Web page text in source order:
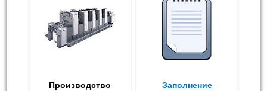
Производство
Заполнение